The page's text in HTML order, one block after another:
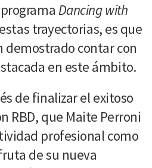
Dancing with
trayectorias, es que
demostrado contar con
en este ámbito.
de finalizar el exitoso
RBD, que Maite Perroni
profesional como
de su nueva